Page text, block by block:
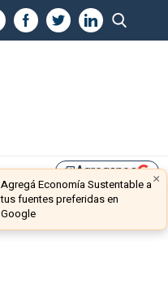
library_addAgreganos ×
Agregá Economía Sustentable a
tus fuentes preferidas en
Google